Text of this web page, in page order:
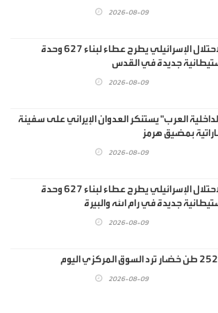
2026-08-09
الاحتلال الإسرائيلي يطرح عطاء لبناء 627 وحدة
جديدة في القدس
2026-08-09
العرب" يستنكر العدوان الإيراني على سفينة
بمضيق هرمز
2026-08-09
الاحتلال الإسرائيلي يطرح عطاء لبناء 627 وحدة
جديدة في رام الله والبيرة
2026-08-09
ترد السوق المركزي اليوم
2026-08-09